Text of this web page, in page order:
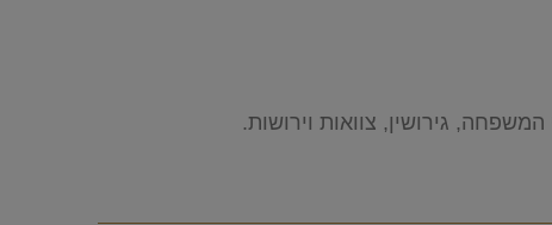
גירושין, צוואות וירושות.